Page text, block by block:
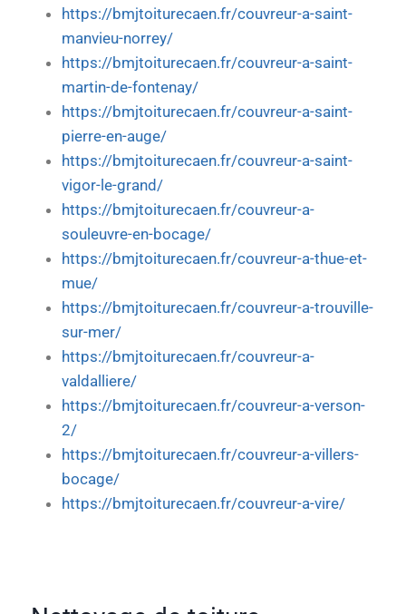
https://bmjtoiturecaen.fr/couvreur-a-saint-
manvieu-norrey/
https://bmjtoiturecaen.fr/couvreur-a-saint-
martin-de-fontenay/
https://bmjtoiturecaen.fr/couvreur-a-saint-
pierre-en-auge/
https://bmjtoiturecaen.fr/couvreur-a-saint-
vigor-le-grand/
https://bmjtoiturecaen.fr/couvreur-a-
souleuvre-en-bocage/
https://bmjtoiturecaen.fr/couvreur-a-thue-et-
mue/
https://bmjtoiturecaen.fr/couvreur-a-trouville-
sur-mer/
https://bmjtoiturecaen.fr/couvreur-a-
valdalliere/
https://bmjtoiturecaen.fr/couvreur-a-verson-
2/
https://bmjtoiturecaen.fr/couvreur-a-villers-
bocage/
https://bmjtoiturecaen.fr/couvreur-a-vire/